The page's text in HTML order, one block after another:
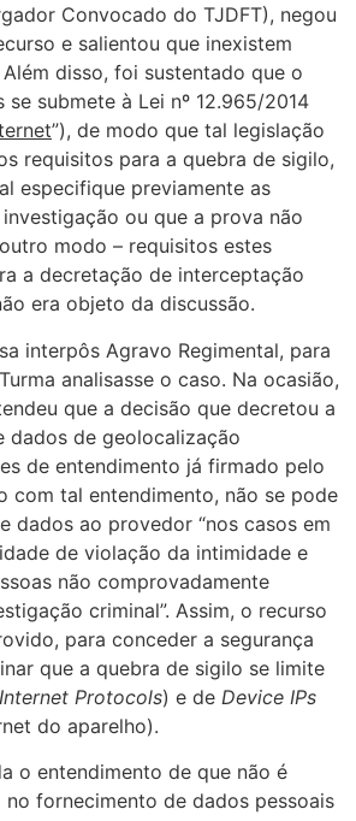
Convocado do TJDFT), negou
e salientou que inexistem
disso, foi sustentado que o
submete à Lei nº 12.965/2014
”), de modo que tal legislação
requisitos para a quebra de sigilo,
especifique previamente as
ou que a prova não
modo – requisitos estes
a decretação de interceptação
era objeto da discussão.
interpôs Agravo Regimental, para
analisasse o caso. Na ocasião,
que a decisão que decretou a
dados de geolocalização
de entendimento já firmado pelo
com tal entendimento, não se pode
dados ao provedor “nos casos em
de violação da intimidade e
não comprovadamente
criminal”. Assim, o recurso
para conceder a segurança
que a quebra de sigilo se limite
Internet Protocols) e de Device IPs
do aparelho).
o entendimento de que não é
no fornecimento de dados pessoais